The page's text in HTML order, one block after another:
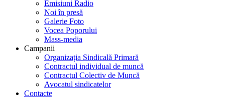
Emisiuni Radio
Noi în presă
Galerie Foto
Vocea Poporului
Mass-media
Campanii
Organizația Sindicală Primară
Contractul individual de muncă
Contractul Colectiv de Muncă
Avocatul sindicatelor
Contacte